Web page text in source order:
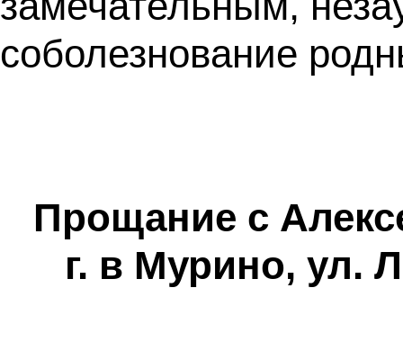
соболезнование
Прощание с
г. в Мурино, ул.